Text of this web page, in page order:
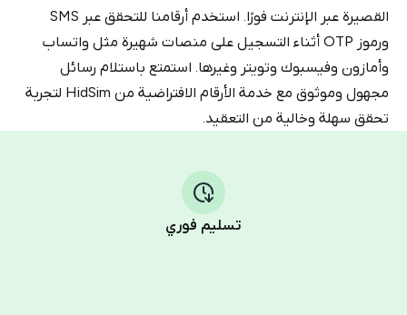
القصيرة عبر الإنترنت فورًا. استخدم أرقامنا للتحقق عبر SMS
ورموز OTP أثناء التسجيل على منصات شهيرة مثل واتساب
وأمازون وفيسبوك وتويتر وغيرها. استمتع باستلام رسائل
مجهول وموثوق مع خدمة الأرقام الافتراضية من HidSim لتجربة
تحقق سهلة وخالية من التعقيد.
تسليم فوري